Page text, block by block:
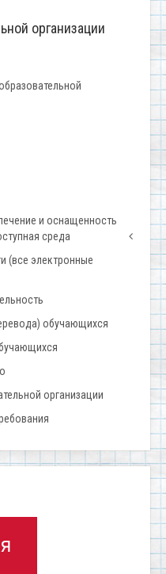
организации
и оснащенность
среда
(все электронные
обучающихся
организации